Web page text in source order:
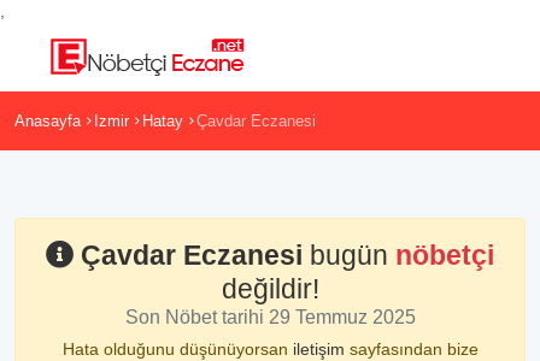
Anasayfa Izmir Hatay Çavdar Eczanesi
Çavdar Eczanesi bugün nöbetçi
değildir!
Son Nöbet tarihi 29 Temmuz 2025
Hata olduğunu düşünüyorsan iletişim sayfasından bize